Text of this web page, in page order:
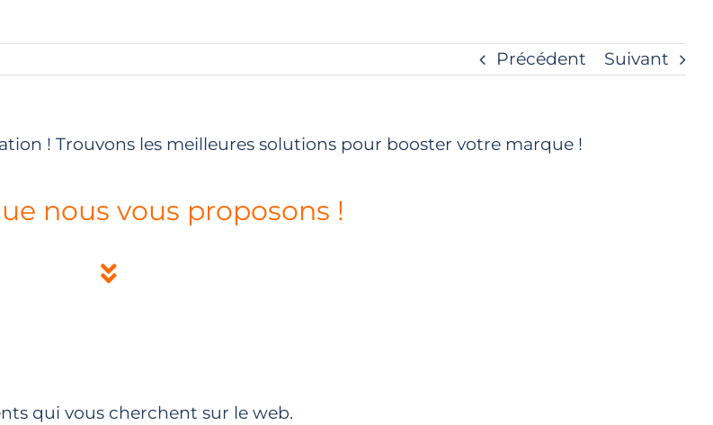
Précédent Suivant
! Trouvons les meilleures solutions pour booster votre marque !
nous vous proposons !
qui vous cherchent sur le web.